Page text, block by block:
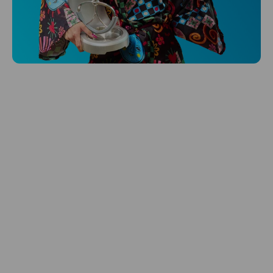
Niceboy ONE Ultra
Hlídá ti zdraví, spánek i pohyb a ještě k
tomu platí.